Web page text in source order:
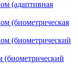
(адаптивная
(биометрическая
(биометрический
(биометрический